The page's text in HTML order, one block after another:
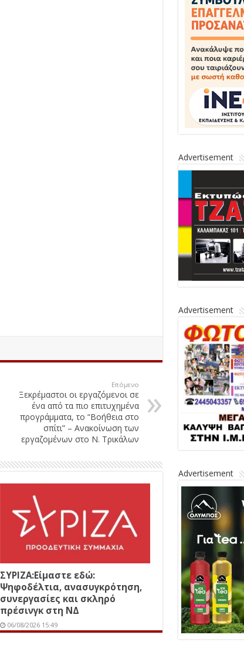
Επόμενο
Ξεκρέμαστοι οι εργαζόμενοι σε
ένα από τα πιο επιτυχημένα
προγράμματα, το “Βοήθεια στο
σπίτι” – Ανακοίνωση των
εργαζομένων στο Ν. Τρικάλων
ΣΥΡΙΖΑ:Είμαστε εδώ:
Ψηφοδέλτια, ανασυγκρότηση,
συνεργασίες και σκληρό
πρέσινγκ στη ΝΔ
06/08/2026 15:49
Advertisement
Advertisement
Advertisement